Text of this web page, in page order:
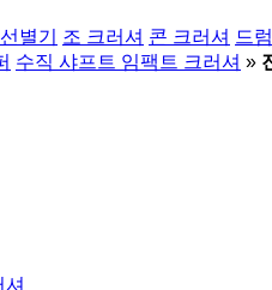
별기 조 크러셔 콘 크러셔 드
수직 샤프트 임팩트 크러셔 »